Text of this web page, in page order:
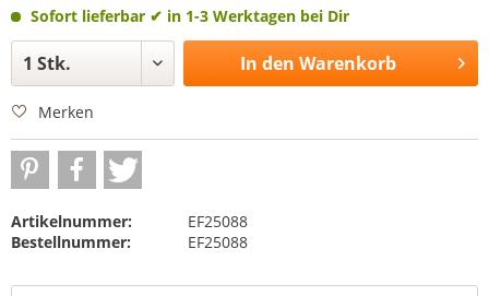
Sofort lieferbar ✔ in 1-3 Werktagen bei Dir
In den Warenkorb
Merken
Artikelnummer:
EF25088
Bestellnummer:
EF25088